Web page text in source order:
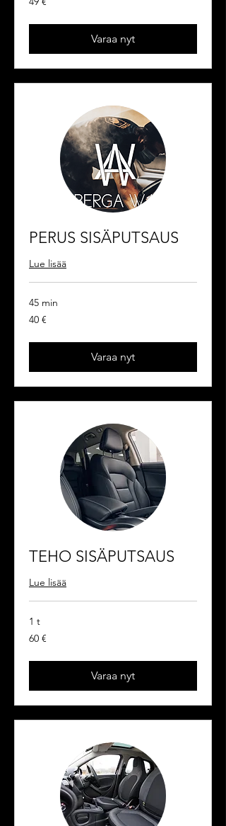
euroa
Varaa nyt
PERUS SISÄPUTSAUS
Lue lisää
45 min
40
euroa
40 €
Varaa nyt
TEHO SISÄPUTSAUS
Lue lisää
1 t
60
euroa
60 €
Varaa nyt